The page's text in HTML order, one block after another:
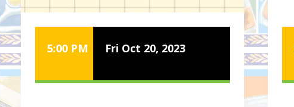
5:00 PM Fri Oct 20, 2023